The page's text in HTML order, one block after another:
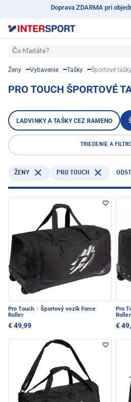
Doprava ZDARMA pri
Čo hľadáte?
Ženy Vybavenie Tašky Športové
PRO TOUCH ŠPORTOVÉ
ĽADVINKY A TAŠKY CEZ RAMENO
TRIEDENIE A
ŽENY PRO TOUCH
Pro Touch · Športový vozík Force
Roller
€ 49,99
Pro
€